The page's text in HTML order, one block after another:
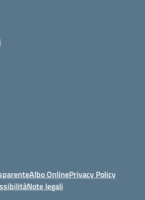
Albo OnlinePrivacy Policy
Note legali